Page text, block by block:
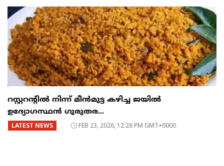
റസ്റ്ററന്റില്‍ നിന്ന് മീന്‍മുട്ട കഴിച്ച ജയില്‍
ഉദ്യോഗസ്ഥന്‍ ഗുരുതര...
LATEST NEWS FEB 23, 2026, 12:26 PM GMT+0000